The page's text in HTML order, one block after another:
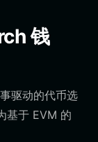
钱
驱动的代币选
基于 EVM 的